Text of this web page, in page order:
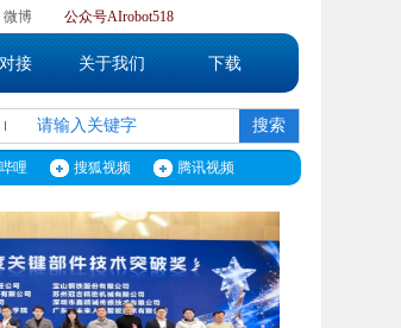
微博 公众号AIrobot518
接 关于我们 下载
搜索
哩 搜狐视频 腾讯视频